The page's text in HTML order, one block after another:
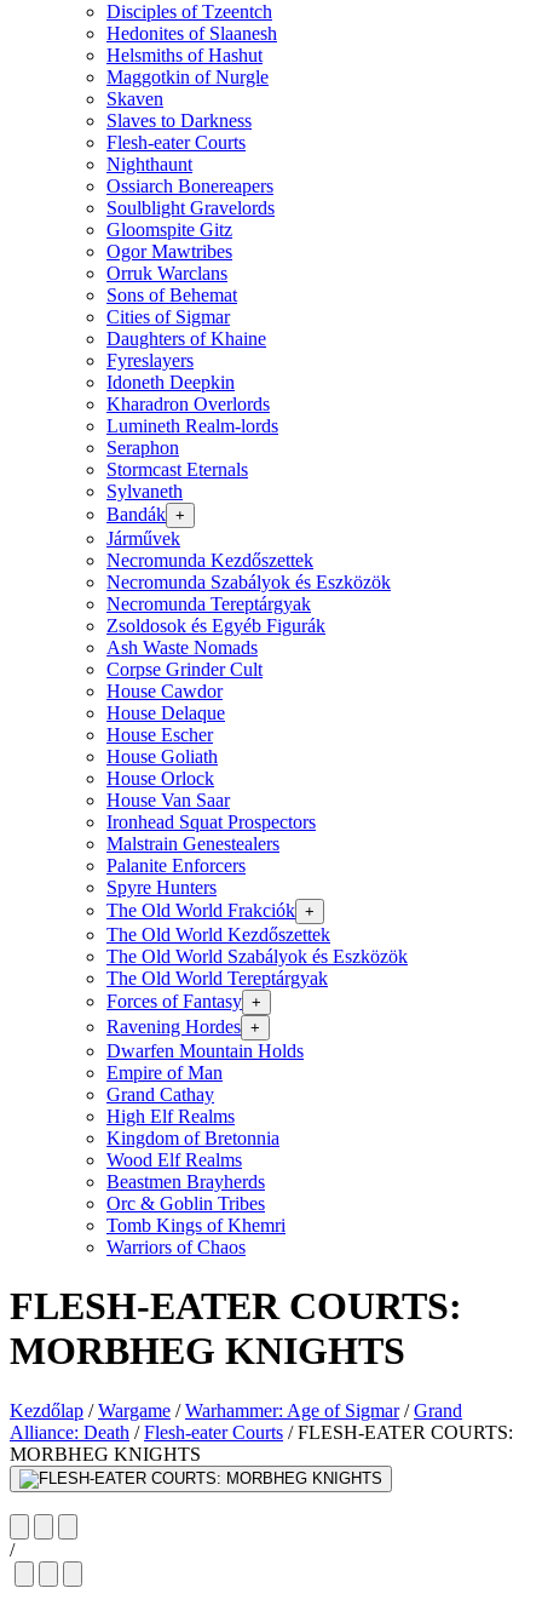
Disciples of Tzeentch
Hedonites of Slaanesh
Helsmiths of Hashut
Maggotkin of Nurgle
Skaven
Slaves to Darkness
Flesh-eater Courts
Nighthaunt
Ossiarch Bonereapers
Soulblight Gravelords
Gloomspite Gitz
Ogor Mawtribes
Orruk Warclans
Sons of Behemat
Cities of Sigmar
Daughters of Khaine
Fyreslayers
Idoneth Deepkin
Kharadron Overlords
Lumineth Realm-lords
Seraphon
Stormcast Eternals
Sylvaneth
Bandák +
Járművek
Necromunda Kezdőszettek
Necromunda Szabályok és Eszközök
Necromunda Tereptárgyak
Zsoldosok és Egyéb Figurák
Ash Waste Nomads
Corpse Grinder Cult
House Cawdor
House Delaque
House Escher
House Goliath
House Orlock
House Van Saar
Ironhead Squat Prospectors
Malstrain Genestealers
Palanite Enforcers
Spyre Hunters
The Old World Frakciók +
The Old World Kezdőszettek
The Old World Szabályok és Eszközök
The Old World Tereptárgyak
Forces of Fantasy +
Ravening Hordes +
Dwarfen Mountain Holds
Empire of Man
Grand Cathay
High Elf Realms
Kingdom of Bretonnia
Wood Elf Realms
Beastmen Brayherds
Orc & Goblin Tribes
Tomb Kings of Khemri
Warriors of Chaos
FLESH-EATER COURTS:
MORBHEG KNIGHTS
Kezdőlap / Wargame / Warhammer: Age of Sigmar / Grand
Alliance: Death / Flesh-eater Courts /FLESH-EATER COURTS:
MORBHEG KNIGHTS
/